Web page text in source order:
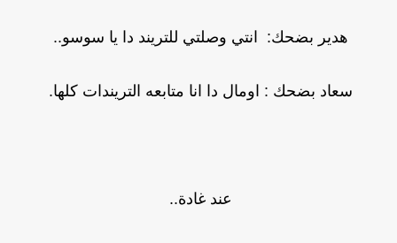
هدير بضحك: انتي وصلتي للتريند دا يا سوسو..
سعاد بضحك : اومال دا انا متابعه التريندات كلها.
عند غادة..